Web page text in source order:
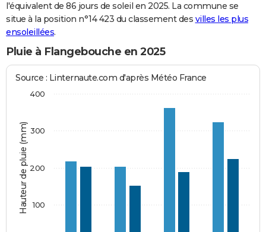
l'équivalent de 86 jours de soleil en 2025. La commune se
situe à la position n°14 423 du classement des villes les plus
ensoleillées.
Pluie à Flangebouche en 2025
Hauteur de pluie (mm)
Source : Linternaute.com d'après Météo France
100
200
300
400